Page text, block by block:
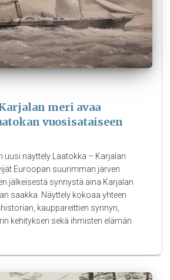
meri avaa
vuosisataiseen
uusi näyttely Laatokka – Karjalan
Euroopan suurimman järven
jälkeisestä synnystä aina Karjalan
saakka. Näyttely kokoaa yhteen
kauppareittien synnyn,
kehityksen sekä ihmisten elämän